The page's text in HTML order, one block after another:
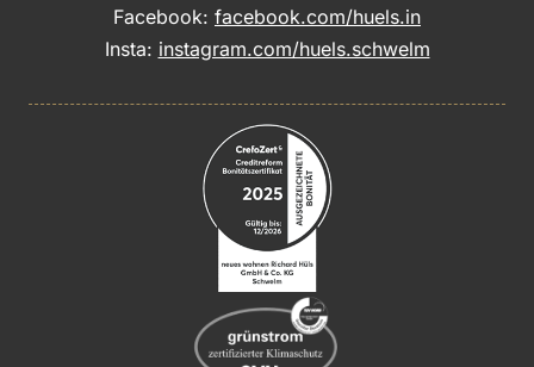
Facebook: facebook.com/huels.in
Insta: instagram.com/huels.schwelm